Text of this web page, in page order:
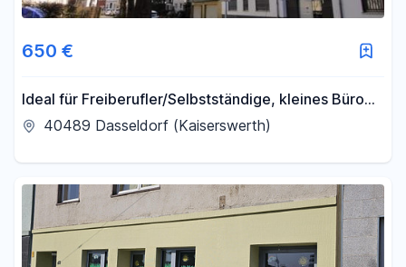
650 €
Ideal für Freiberufler/Selbstständige, kleines Büro
mitten in Kaiserswerth
40489 Dasseldorf (Kaiserswerth)